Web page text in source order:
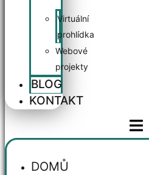
Virtuální
prohlídka
Webové
projekty
BLOG
KONTAKT
DOMŮ